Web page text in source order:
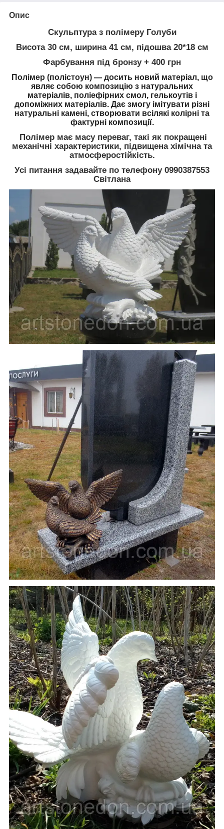
Опис
Скульптура з полімеру Голуби
Висота 30 см, ширина 41 см, підошва 20*18 см
Фарбування під бронзу + 400 грн
Полімер (полістоун) — досить новий матеріал, що
являє собою композицію з натуральних
матеріалів, поліефірних смол, гелькоутів і
допоміжних матеріалів. Дає змогу імітувати різні
натуральні камені, створювати всілякі колірні та
фактурні композиції.
Полімер має масу переваг, такі як покращені
механічні характеристики, підвищена хімічна та
атмосферостійкість.
Усі питання задавайте по телефону 0990387553
Світлана